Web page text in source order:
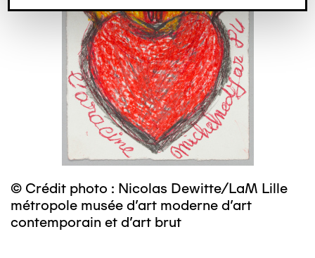
© Crédit photo : Nicolas Dewitte/LaM Lille
métropole musée d’art moderne d’art
contemporain et d’art brut